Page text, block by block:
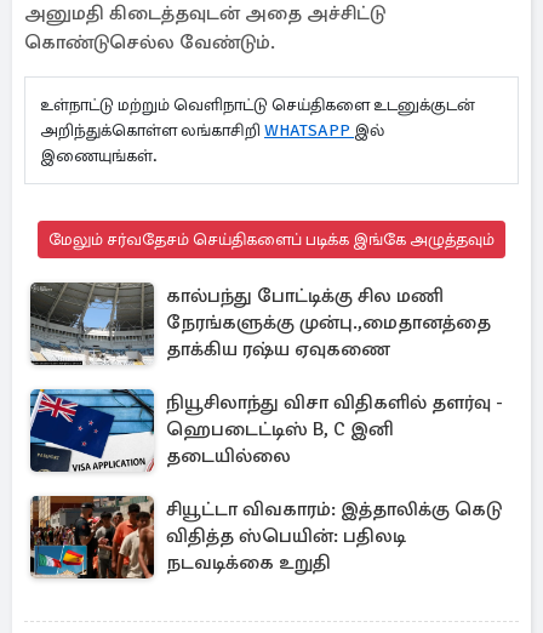
அனுமதி கிடைத்தவுடன் அதை அச்சிட்டு
கொண்டுசெல்ல வேண்டும்.
உள்நாட்டு மற்றும் வெளிநாட்டு செய்திகளை உடனுக்குடன்
அறிந்துக்கொள்ள லங்காசிறி WHATSAPP இல்
இணையுங்கள்.
மேலும் சர்வதேசம் செய்திகளைப் படிக்க இங்கே அழுத்தவும்
கால்பந்து போட்டிக்கு சில மணி
நேரங்களுக்கு முன்பு.,மைதானத்தை
தாக்கிய ரஷ்ய ஏவுகணை
நியூசிலாந்து விசா விதிகளில் தளர்வு -
ஹெபடைட்டிஸ் B, C இனி
தடையில்லை
சியூட்டா விவகாரம்: இத்தாலிக்கு கெடு
விதித்த ஸ்பெயின்: பதிலடி
நடவடிக்கை உறுதி